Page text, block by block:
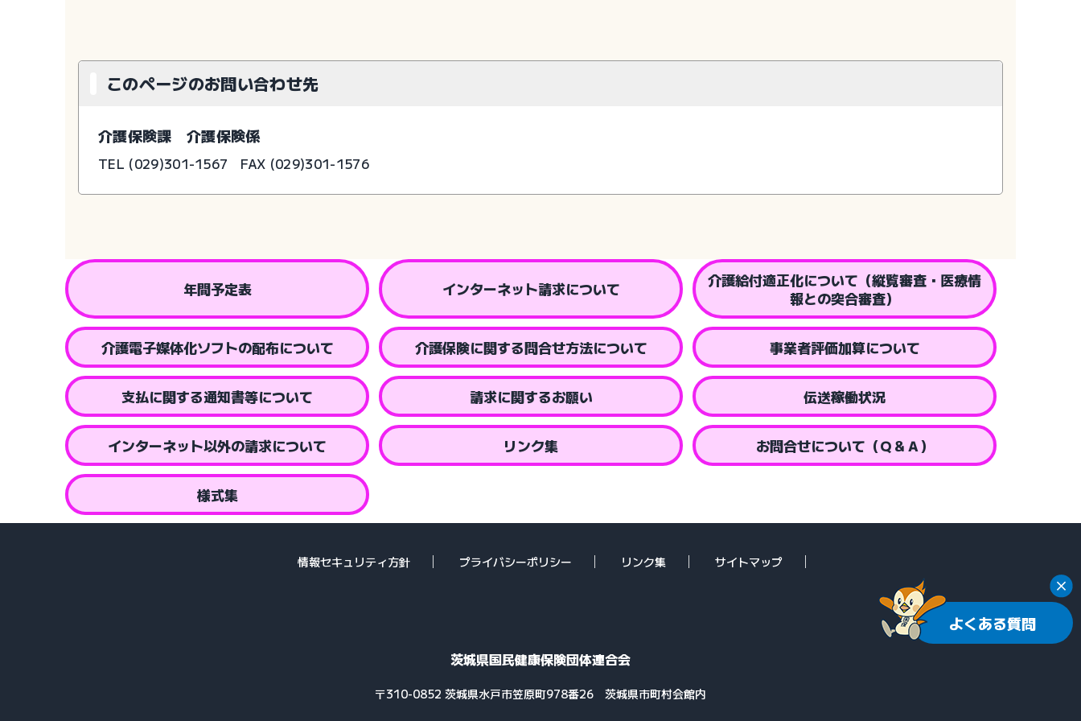
このページのお問い合わせ先
介護保険課 介護保険係
TEL (029)301-1567 FAX (029)301-1576
年間予定表 インターネット請求について
介護給付適正化について（縦覧審査・医療情
報との突合審査）
介護電子媒体化ソフトの配布について 介護保険に関する問合せ方法について 事業者評価加算について
支払に関する通知書等について 請求に関するお願い 伝送稼働状況
インターネット以外の請求について リンク集 お問合せについて（Ｑ＆Ａ）
様式集
情報セキュリティ方針 プライバシーポリシー リンク集 サイトマップ
茨城県国民健康保険団体連合会
〒310-0852 茨城県水戸市笠原町978番26 茨城県市町村会館内
よくある質問